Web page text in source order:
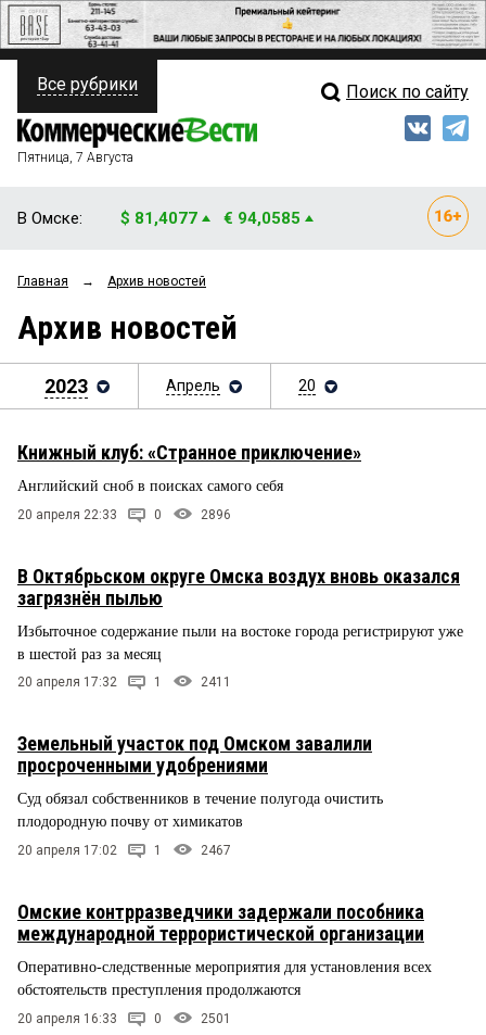
ПОЛИТИКА
ФИНАНСЫ
ОБЩЕСТВО
ЗАКОН
НОВОСТИ КОМПАНИЙ
СТИЛЬ ЖИЗНИ
Свежий выпуск
Блоги
Все рубрики Поиск по сайту
Пятница, 7 Августа
В Омске: $ 81,4077 € 94,0585
Главная → Архив новостей
Архив новостей
2023 Апрель 20
Книжный клуб: «Странное приключение»
Английский сноб в поисках самого себя
20 апреля 22:33 0 2896
В Октябрьском округе Омска воздух вновь оказался
загрязнён пылью
Избыточное содержание пыли на востоке города регистрируют уже
в шестой раз за месяц
20 апреля 17:32 1 2411
Земельный участок под Омском завалили
просроченными удобрениями
Суд обязал собственников в течение полугода очистить
плодородную почву от химикатов
20 апреля 17:02 1 2467
Омские контрразведчики задержали пособника
международной террористической организации
Оперативно-следственные мероприятия для установления всех
обстоятельств преступления продолжаются
20 апреля 16:33 0 2501